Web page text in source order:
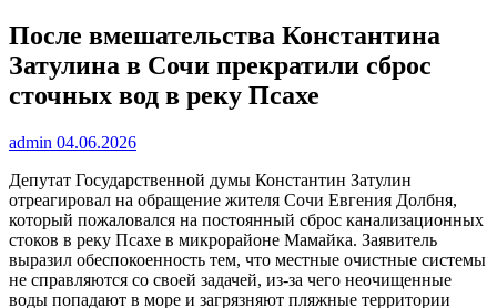
После вмешательства Константина
Затулина в Сочи прекратили сброс
сточных вод в реку Псахе
admin 04.06.2026
Депутат Государственной думы Константин Затулин
отреагировал на обращение жителя Сочи Евгения Долбня,
который пожаловался на постоянный сброс канализационных
стоков в реку Псахе в микрорайоне Мамайка. Заявитель
выразил обеспокоенность тем, что местные очистные системы
не справляются со своей задачей, из-за чего неочищенные
воды попадают в море и загрязняют пляжные территории